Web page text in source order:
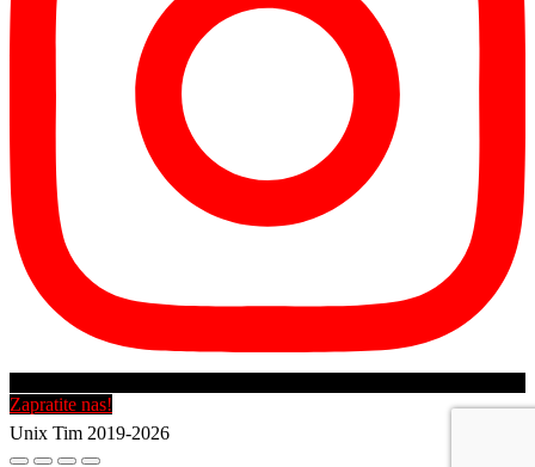
Zapratite nas!
Unix Tim 2019-2026